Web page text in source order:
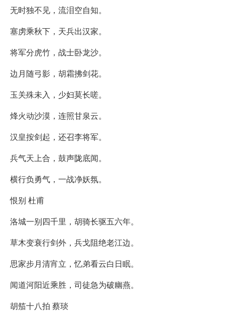
无时独不见，流泪空自知。
塞虏乘秋下，天兵出汉家。
将军分虎竹，战士卧龙沙。
边月随弓影，胡霜拂剑花。
玉关殊未入，少妇莫长嗟。
烽火动沙漠，连照甘泉云。
汉皇按剑起，还召李将军。
兵气天上合，鼓声陇底闻。
横行负勇气，一战净妖氛。
恨别 杜甫
洛城一别四千里，胡骑长驱五六年。
草木变衰行剑外，兵戈阻绝老江边。
思家步月清宵立，忆弟看云白日眠。
闻道河阳近乘胜，司徒急为破幽燕。
胡笳十八拍 蔡琰